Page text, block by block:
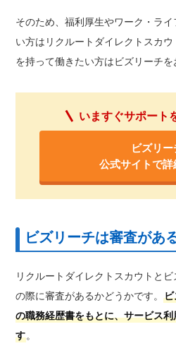
そのため、福利厚生やワーク・ラ
い方はリクルートダイレクトスカ
を持って働きたい方はビズリーチを
いますぐサポート
ビズリー
公式サイトで詳
ビズリーチは審査があ
リクルートダイレクトスカウトと
の際に審査があるかどうかです。ビ
の職務経歴書をもとに、サービス
す。